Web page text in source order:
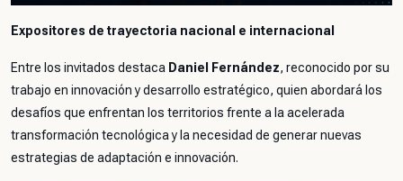
Expositores de trayectoria nacional e internacional
Entre los invitados destaca Daniel Fernández, reconocido por su
trabajo en innovación y desarrollo estratégico, quien abordará los
desafíos que enfrentan los territorios frente a la acelerada
transformación tecnológica y la necesidad de generar nuevas
estrategias de adaptación e innovación.